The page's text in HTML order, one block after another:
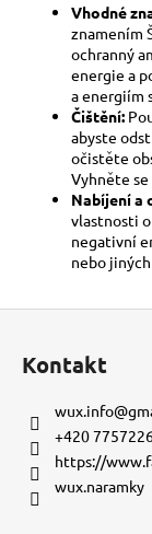
Vhodné
znamením
ochranný
energie a
a energiím
Čištění:
abyste
očistěte
Vyhněte
Nabíjení a
vlastnosti
negativní
nebo
Kontakt
wux.info@
+420
https://
wux.naramky